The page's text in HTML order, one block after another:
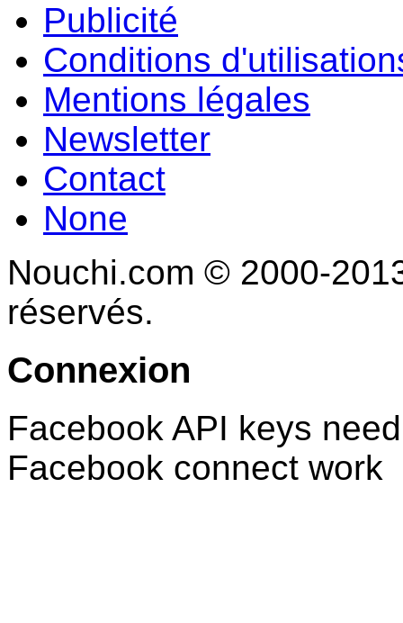
Publicité
Conditions
Mentions légales
Newsletter
Contact
None
Nouchi.com © 2000-
réservés.
Connexion
Facebook API keys
Facebook connect work